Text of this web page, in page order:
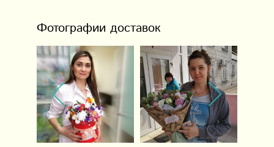
Фотографии доставок